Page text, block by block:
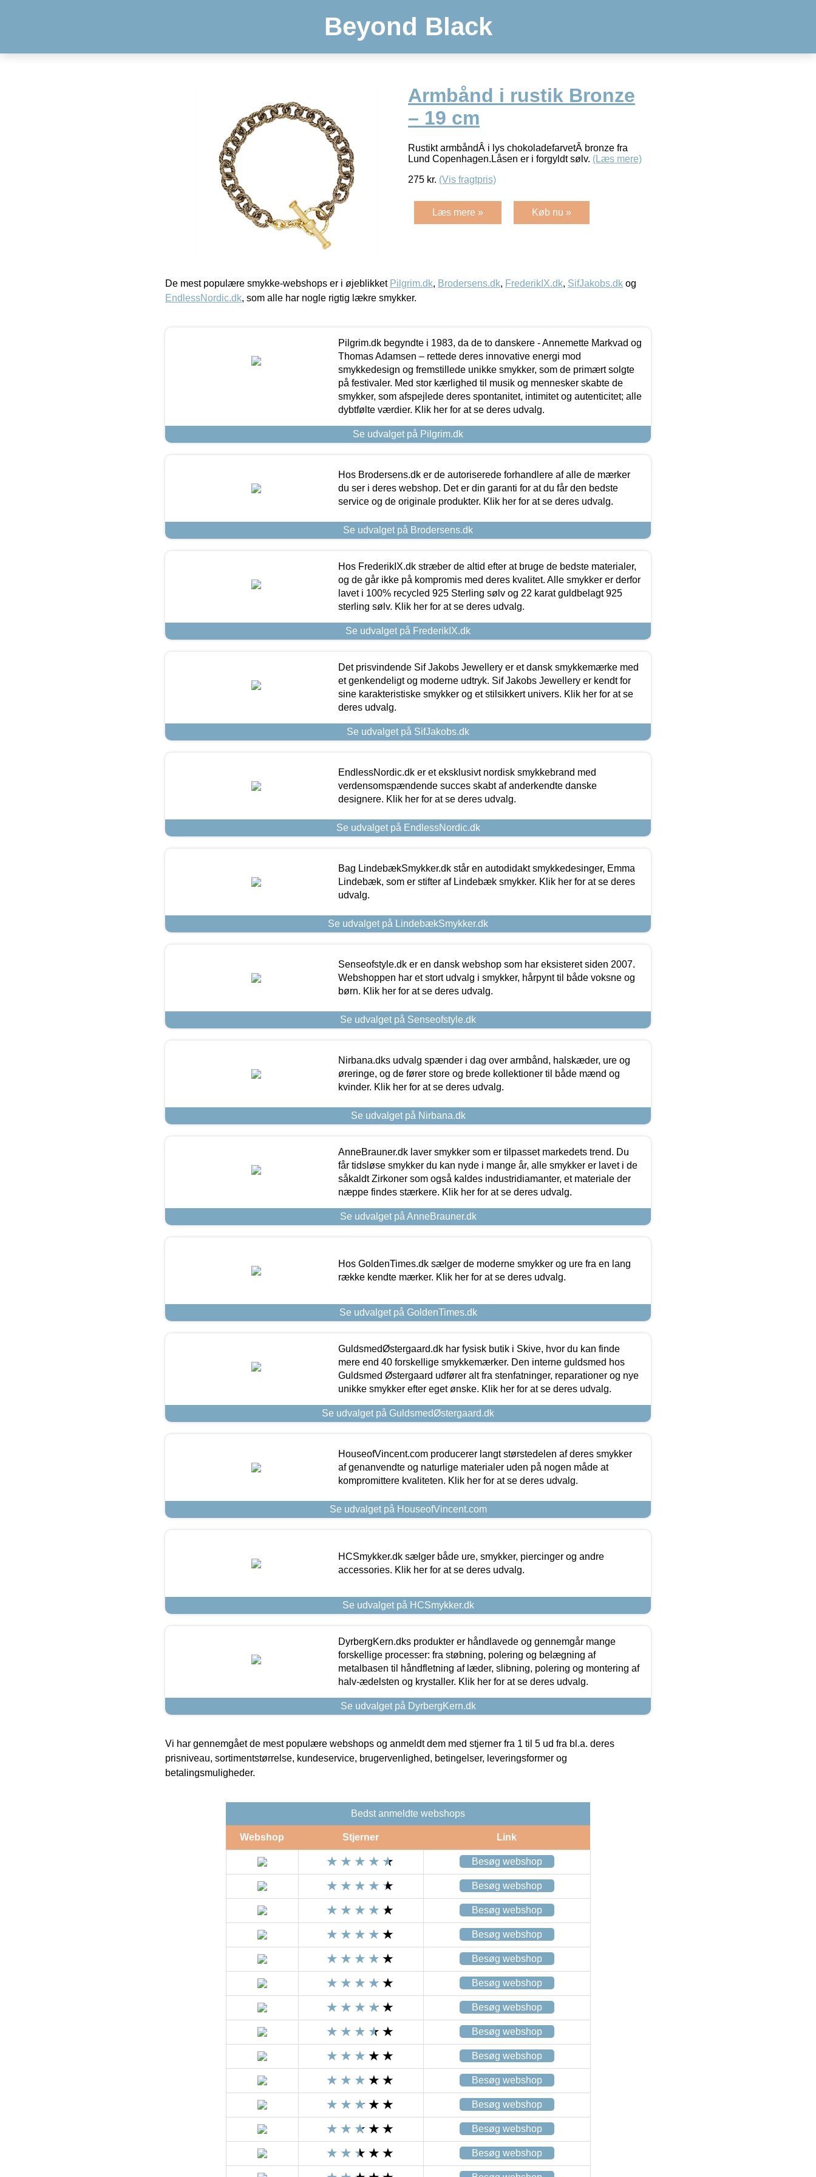
Beyond Black
Armbånd i rustik Bronze
– 19 cm
Rustikt armbåndÂ i lys chokoladefarvetÂ bronze fra
Lund Copenhagen.Låsen er i forgyldt sølv. (Læs mere)
275 kr. (Vis fragtpris)
Læs mere » Køb nu »
De mest populære smykke-webshops er i øjeblikket Pilgrim.dk, Brodersens.dk, FrederikIX.dk, SifJakobs.dk og
EndlessNordic.dk, som alle har nogle rigtig lækre smykker.
Pilgrim.dk begyndte i 1983, da de to danskere - Annemette Markvad og
Thomas Adamsen – rettede deres innovative energi mod
smykkedesign og fremstillede unikke smykker, som de primært solgte
på festivaler. Med stor kærlighed til musik og mennesker skabte de
smykker, som afspejlede deres spontanitet, intimitet og autenticitet; alle
dybtfølte værdier. Klik her for at se deres udvalg.
Se udvalget på Pilgrim.dk
Hos Brodersens.dk er de autoriserede forhandlere af alle de mærker
du ser i deres webshop. Det er din garanti for at du får den bedste
service og de originale produkter. Klik her for at se deres udvalg.
Se udvalget på Brodersens.dk
Hos FrederikIX.dk stræber de altid efter at bruge de bedste materialer,
og de går ikke på kompromis med deres kvalitet. Alle smykker er derfor
lavet i 100% recycled 925 Sterling sølv og 22 karat guldbelagt 925
sterling sølv. Klik her for at se deres udvalg.
Se udvalget på FrederikIX.dk
Det prisvindende Sif Jakobs Jewellery er et dansk smykkemærke med
et genkendeligt og moderne udtryk. Sif Jakobs Jewellery er kendt for
sine karakteristiske smykker og et stilsikkert univers. Klik her for at se
deres udvalg.
Se udvalget på SifJakobs.dk
EndlessNordic.dk er et eksklusivt nordisk smykkebrand med
verdensomspændende succes skabt af anderkendte danske
designere. Klik her for at se deres udvalg.
Se udvalget på EndlessNordic.dk
Bag LindebækSmykker.dk står en autodidakt smykkedesinger, Emma
Lindebæk, som er stifter af Lindebæk smykker. Klik her for at se deres
udvalg.
Se udvalget på LindebækSmykker.dk
Senseofstyle.dk er en dansk webshop som har eksisteret siden 2007.
Webshoppen har et stort udvalg i smykker, hårpynt til både voksne og
børn. Klik her for at se deres udvalg.
Se udvalget på Senseofstyle.dk
Nirbana.dks udvalg spænder i dag over armbånd, halskæder, ure og
øreringe, og de fører store og brede kollektioner til både mænd og
kvinder. Klik her for at se deres udvalg.
Se udvalget på Nirbana.dk
AnneBrauner.dk laver smykker som er tilpasset markedets trend. Du
får tidsløse smykker du kan nyde i mange år, alle smykker er lavet i de
såkaldt Zirkoner som også kaldes industridiamanter, et materiale der
næppe findes stærkere. Klik her for at se deres udvalg.
Se udvalget på AnneBrauner.dk
Hos GoldenTimes.dk sælger de moderne smykker og ure fra en lang
række kendte mærker. Klik her for at se deres udvalg.
Se udvalget på GoldenTimes.dk
GuldsmedØstergaard.dk har fysisk butik i Skive, hvor du kan finde
mere end 40 forskellige smykkemærker. Den interne guldsmed hos
Guldsmed Østergaard udfører alt fra stenfatninger, reparationer og nye
unikke smykker efter eget ønske. Klik her for at se deres udvalg.
Se udvalget på GuldsmedØstergaard.dk
HouseofVincent.com producerer langt størstedelen af deres smykker
af genanvendte og naturlige materialer uden på nogen måde at
kompromittere kvaliteten. Klik her for at se deres udvalg.
Se udvalget på HouseofVincent.com
HCSmykker.dk sælger både ure, smykker, piercinger og andre
accessories. Klik her for at se deres udvalg.
Se udvalget på HCSmykker.dk
DyrbergKern.dks produkter er håndlavede og gennemgår mange
forskellige processer: fra støbning, polering og belægning af
metalbasen til håndfletning af læder, slibning, polering og montering af
halv-ædelsten og krystaller. Klik her for at se deres udvalg.
Se udvalget på DyrbergKern.dk
Vi har gennemgået de mest populære webshops og anmeldt dem med stjerner fra 1 til 5 ud fra bl.a. deres
prisniveau, sortimentstørrelse, kundeservice, brugervenlighed, betingelser, leveringsformer og
betalingsmuligheder.
Bedst anmeldte webshops
Webshop Stjerner Link
Besøg webshop
Besøg webshop
Besøg webshop
Besøg webshop
Besøg webshop
Besøg webshop
Besøg webshop
Besøg webshop
Besøg webshop
Besøg webshop
Besøg webshop
Besøg webshop
Besøg webshop